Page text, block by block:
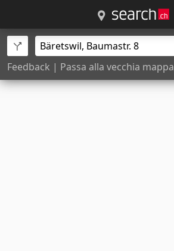
Feedback | Passa alla vecchia mappa